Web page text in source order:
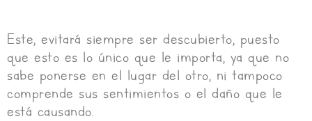
Este, evitará siempre ser descubierto, puesto
que esto es lo único que le importa, ya que no
sabe ponerse en el lugar del otro, ni tampoco
comprende sus sentimientos o el daño que le
está causando.